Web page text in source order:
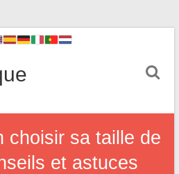
choisir sa taille de
et astuces